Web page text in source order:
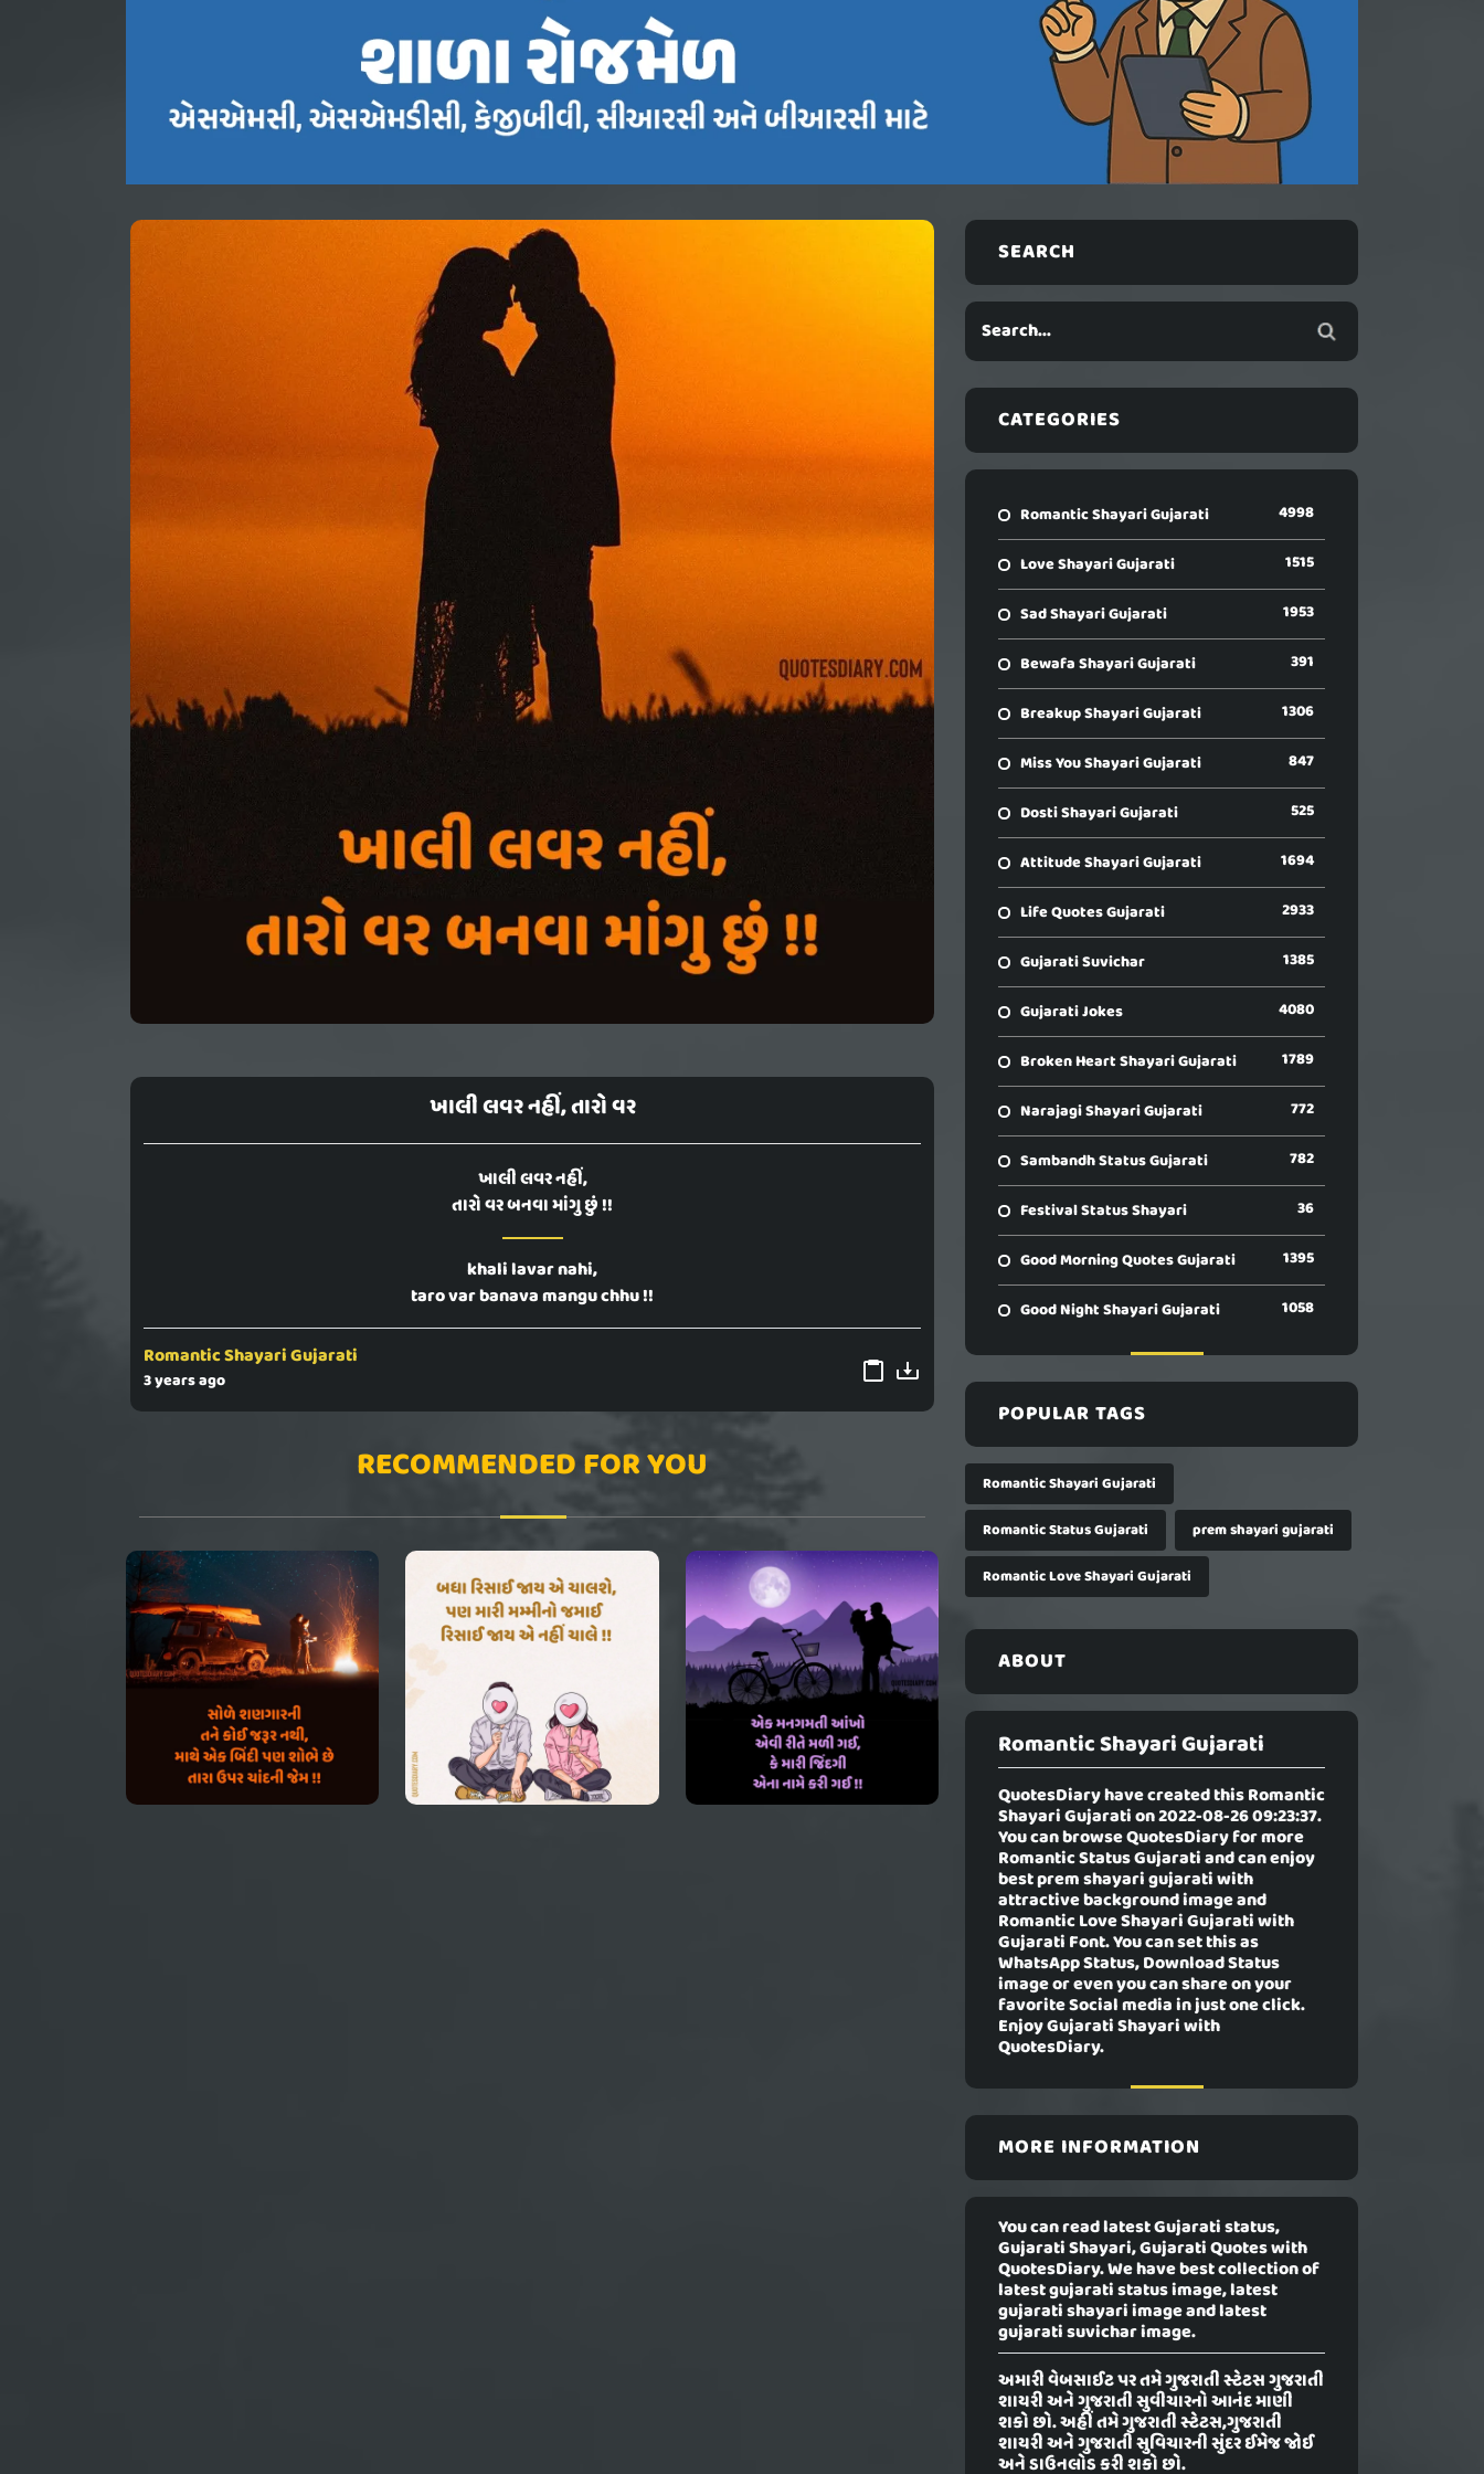
ખાલી લવર નહીં, તારો વર
ખાલી લવર નહીં,
તારો વર બનવા માંગુ છું !!
khali lavar nahi,
taro var banava mangu chhu !!
Romantic Shayari Gujarati
3 years ago
RECOMMENDED FOR YOU
SEARCH
CATEGORIES
Romantic Shayari Gujarati 4998
Love Shayari Gujarati 1515
Sad Shayari Gujarati 1953
Bewafa Shayari Gujarati 391
Breakup Shayari Gujarati 1306
Miss You Shayari Gujarati 847
Dosti Shayari Gujarati 525
Attitude Shayari Gujarati 1694
Life Quotes Gujarati 2933
Gujarati Suvichar 1385
Gujarati Jokes 4080
Broken Heart Shayari Gujarati 1789
Narajagi Shayari Gujarati 772
Sambandh Status Gujarati 782
Festival Status Shayari 36
Good Morning Quotes Gujarati 1395
Good Night Shayari Gujarati 1058
POPULAR TAGS
Romantic Shayari Gujarati
Romantic Status Gujarati
prem shayari gujarati
Romantic Love Shayari Gujarati
ABOUT
Romantic Shayari Gujarati
QuotesDiary have created thisRomantic
Shayari Gujaration 2022-08-26 09:23:37.
You can browse QuotesDiary for more
Romantic Status Gujarati and can enjoy
best prem shayari gujarati with
attractive background image and
Romantic Love Shayari Gujarati with
Gujarati Font. You can set this as
WhatsApp Status, Download Status
image or even you can share on your
favorite Social media in just one click.
Enjoy Gujarati Shayari with
QuotesDiary.
MORE INFORMATION
You can read latest Gujarati status,
Gujarati Shayari, Gujarati Quotes with
QuotesDiary. We have best collection of
latest gujarati status image, latest
gujarati shayari image and latest
gujarati suvichar image.
અમારી વેબસાઈટ પર તમે ગુજરાતી સ્ટેટસ ગુજરાતી
શાયરી અને ગુજરાતી સુવીચારનો આનંદ માણી
શકો છો. અહીં તમે ગુજરાતી સ્ટેટસ,ગુજરાતી
શાયરી અને ગુજરાતી સુવિચારની સુંદર ઈમેજ જોઈ
અને ડાઉનલોડ કરી શકો છો.